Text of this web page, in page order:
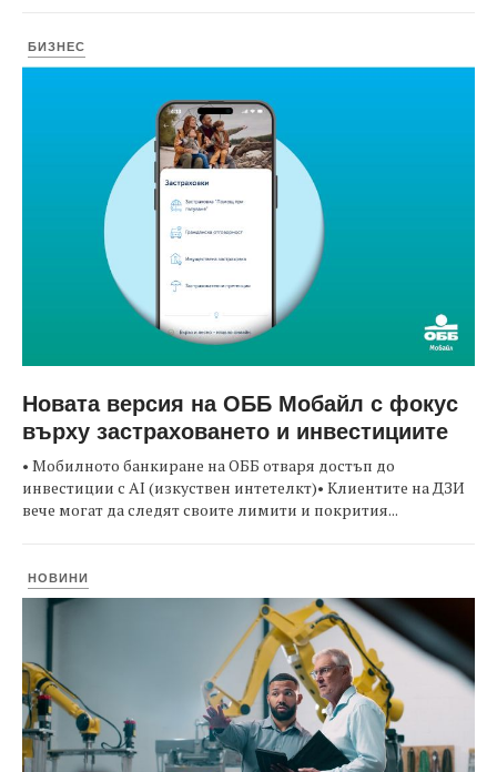
БИЗНЕС
Новата версия на ОББ Мобайл с фокус
върху застраховането и инвестициите
• Мобилното банкиране на ОББ отваря достъп до
инвестиции с AI (изкуствен интетелкт)• Клиентите на ДЗИ
вече могат да следят своите лимити и покрития...
НОВИНИ